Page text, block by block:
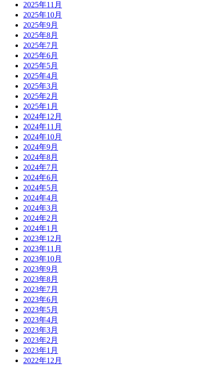
2025年11月
2025年10月
2025年9月
2025年8月
2025年7月
2025年6月
2025年5月
2025年4月
2025年3月
2025年2月
2025年1月
2024年12月
2024年11月
2024年10月
2024年9月
2024年8月
2024年7月
2024年6月
2024年5月
2024年4月
2024年3月
2024年2月
2024年1月
2023年12月
2023年11月
2023年10月
2023年9月
2023年8月
2023年7月
2023年6月
2023年5月
2023年4月
2023年3月
2023年2月
2023年1月
2022年12月